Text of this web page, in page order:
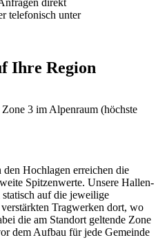
telefonisch unter
Ihre Region
3 im Alpenraum (höchste
Hochlagen erreichen die
Spitzenwerte. Unsere Hallen-
auf die jeweilige
Tragwerken dort, wo
die am Standort geltende Zone
dem Aufbau für jede Gemeinde